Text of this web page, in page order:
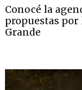
Conocé la
propuestas
Grande